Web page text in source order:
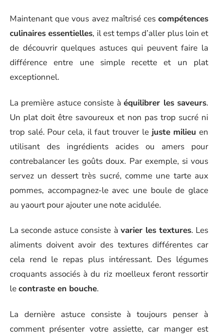
Maintenant que vous avez maîtrisé ces compétences
culinaires essentielles, il est temps d’aller plus loin et
de découvrir quelques astuces qui peuvent faire la
différence entre une simple recette et un plat
exceptionnel.
La première astuce consiste àéquilibrer les saveurs.
Un plat doit être savoureux et non pas trop sucré ni
trop salé. Pour cela, il faut trouver le juste milieu en
utilisant des ingrédients acides ou amers pour
contrebalancer les goûts doux. Par exemple, si vous
servez un dessert très sucré, comme une tarte aux
pommes, accompagnez-le avec une boule de glace
au yaourt pour ajouter une note acidulée.
La seconde astuce consiste à varier les textures. Les
aliments doivent avoir des textures différentes car
cela rend le repas plus intéressant. Des légumes
croquants associés à du riz moelleux feront ressortir
lecontraste en bouche.
La dernière astuce consiste à toujours penser à
comment présenter votre assiette, car manger est